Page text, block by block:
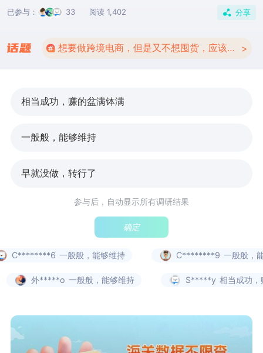
已参与： 33 阅读 1,402 分享
想要做跨境电商，但是又不想囤货，应该怎么做啊？ >
相当成功，赚的盆满钵满
一般般，能够维持
早就没做，转行了
参与后，自动显示所有调研结果
确定
C********6 一般般，能够维持 C********9 一般般，
外*****o 一般般，能够维持 S*****y 相当成功，